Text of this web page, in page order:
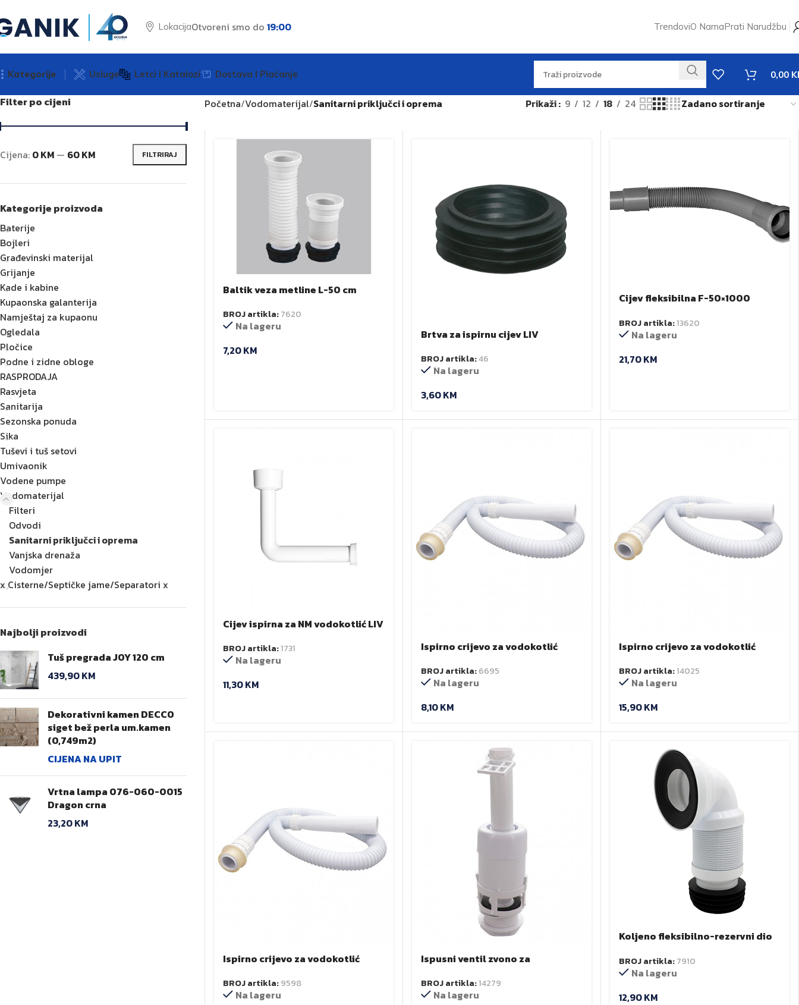
LokacijaOtvoreni smo do 19:00 TrendoviO NamaPrati Narudžbu
Kategorije Usluge Letci I Katalozi Dostava I Plaćanje 0,00
Filter po cijeni
FILTRIRAJ
Cijena: 0 KM — 60 KM
Kategorije proizvoda
Baterije
Bojleri
Građevinski materijal
Grijanje
Kade i kabine
Kupaonska galanterija
Namještaj za kupaonu
Ogledala
Pločice
Podne i zidne obloge
RASPRODAJA
Rasvjeta
Sanitarija
Sezonska ponuda
Sika
Tuševi i tuš setovi
Umivaonik
Vodene pumpe
Vodomaterijal
Filteri
Odvodi
Sanitarni priključci i oprema
Vanjska drenaža
Vodomjer
x Cisterne/Septičke jame/Separatori x
Najbolji proizvodi
Tuš pregrada JOY 120 cm
439,90KM
Dekorativni kamen DECCO
siget bež perla um.kamen
(0,749m2)
CIJENA NA UPIT
Vrtna lampa 076-060-0015
Dragon crna
23,20KM
Početna Vodomaterijal Sanitarni priključci i oprema Prikaži 9 12 18 24
Baltik veza metline L-50 cm
BROJ artikla:7620
Na lageru
7,20KM
Brtva za ispirnu cijev LIV
BROJ artikla:46
Na lageru
3,60KM
Cijev fleksibilna F-50×1000
BROJ artikla:13620
Na lageru
21,70KM
Cijev ispirna za NM vodokotlić LIV
BROJ artikla:1731
Na lageru
11,30KM
Ispirno crijevo za vodokotlić
mm
BROJ artikla:6695
Na lageru
8,10KM
Ispirno crijevo za vodokotlić
BROJ artikla:14025
Na lageru
15,90KM
Ispirno crijevo za vodokotlić
mm
BROJ artikla:9598
Na lageru
Ispusni ventil zvono za
BROJ artikla:14279
Na lageru
Koljeno fleksibilno-rezervni dio
BROJ artikla:7910
Na lageru
12,90KM